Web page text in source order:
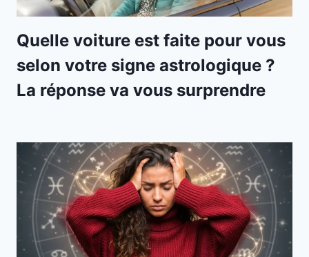
Quelle voiture est faite pour vous
selon votre signe astrologique ?
La réponse va vous surprendre